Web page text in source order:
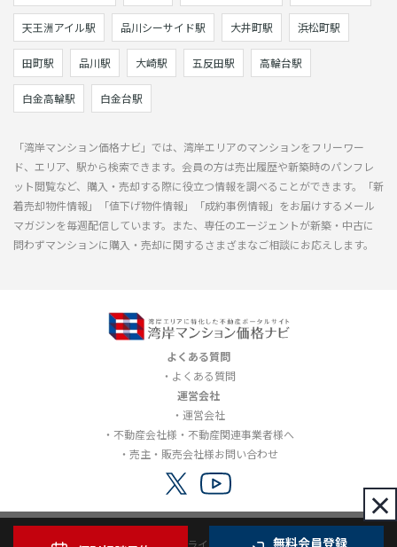
無料会員登録
×
天王洲アイル駅 品川シーサイド駅 大井町駅 浜松町駅
田町駅 品川駅 大崎駅 五反田駅 高輪台駅
白金高輪駅 白金台駅
「湾岸マンション価格ナビ」では、湾岸エリアのマンションをフリーワー
ド、エリア、駅から検索できます。会員の方は売出履歴や新築時のパンフレ
ット閲覧など、購入・売却する際に役立つ情報を調べることができます。「新
着売却物件情報」「値下げ物件情報」「成約事例情報」をお届けするメール
マガジンを毎週配信しています。また、専任のエージェントが新築・中古に
問わずマンションに購入・売却に関するさまざまなご相談にお応えします。
よくある質問
よくある質問
運営会社
運営会社
不動産会社様・不動産関連事業者様へ
売主・販売会社様お問い合わせ